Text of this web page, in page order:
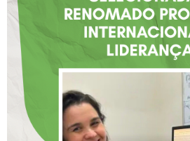
ATUAÇÃO NA
RENOMADO